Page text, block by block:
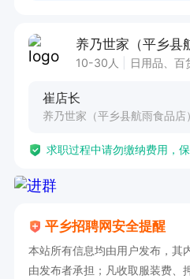
养乃世家（平乡县
10-30人 日用品、百
崔店长
养乃世家（平乡县航雨食品店）
求职过程中请勿缴纳费用，
平乡招聘网安全提醒
本站所有信息均由用户发布，其
由发布者承担；凡收取服装费、